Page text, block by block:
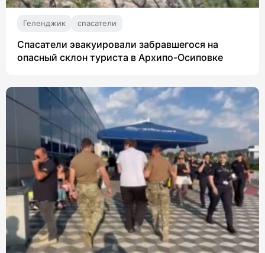
Геленджик спасатели
Спасатели эвакуировали забравшегося на
опасный склон туриста в Архипо-Осиповке